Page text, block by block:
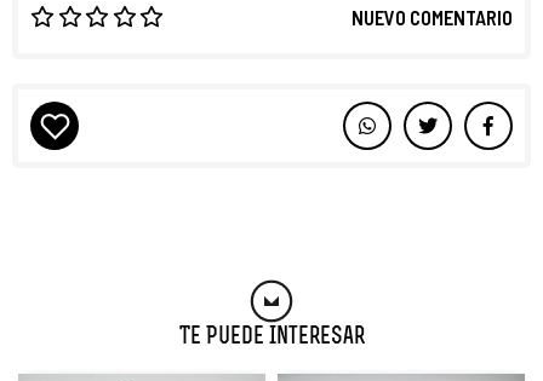
NUEVO COMENTARIO
Te Puede Interesar